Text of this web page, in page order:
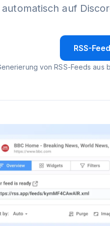
automatisch auf
RSS-
von RSS-Feeds